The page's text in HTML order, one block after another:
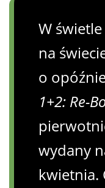
W
na
o
1+2: Re-
wydany
kwietnia.